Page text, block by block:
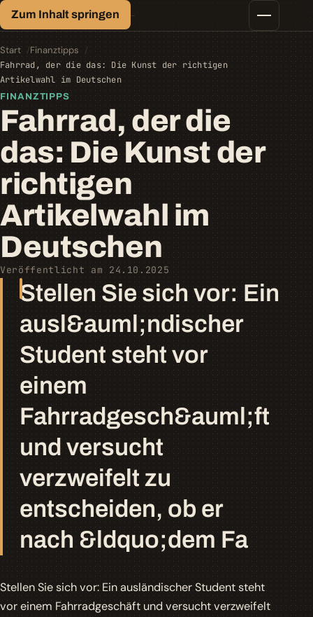
Zum Inhalt springen
Finanz-Lexikon
Geld, einfach erklärt.
Finanztipps
Kredite
Geld-/Vermögensanlage
Krypto
Steuern
Start Finanztipps
Fahrrad, der die das: Die Kunst der richtigen
Artikelwahl im Deutschen
FINANZTIPPS
Fahrrad, der die
das: Die Kunst der
richtigen
Artikelwahl im
Deutschen
Veröffentlicht am 24.10.2025
Stellen Sie sich vor: Ein
ausl&auml;ndischer
Student steht vor
einem
Fahrradgesch&auml;ft
und versucht
verzweifelt zu
entscheiden, ob er
nach &ldquo;dem Fa
Stellen Sie sich vor: Ein ausländischer Student steht
vor einem Fahrradgeschäft und versucht verzweifelt